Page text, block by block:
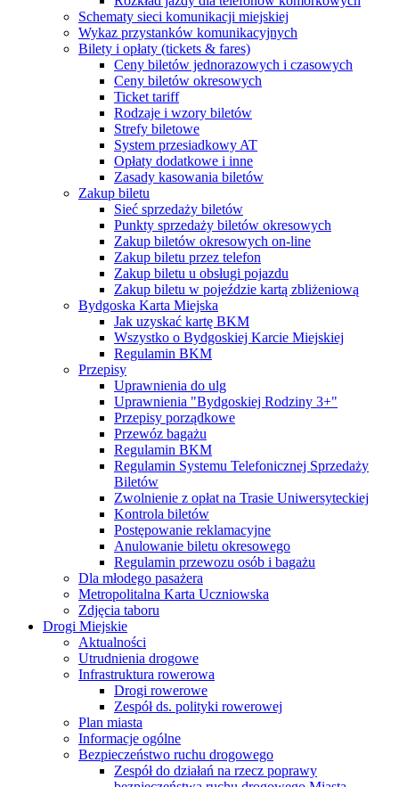
Schematy sieci komunikacji miejskiej
Wykaz przystanków komunikacyjnych
Bilety i opłaty (tickets & fares)
Ceny biletów jednorazowych i czasowych
Ceny biletów okresowych
Ticket tariff
Rodzaje i wzory biletów
Strefy biletowe
System przesiadkowy AT
Opłaty dodatkowe i inne
Zasady kasowania biletów
Zakup biletu
Sieć sprzedaży biletów
Punkty sprzedaży biletów okresowych
Zakup biletów okresowych on-line
Zakup biletu przez telefon
Zakup biletu u obsługi pojazdu
Zakup biletu w pojeździe kartą zbliżeniową
Bydgoska Karta Miejska
Jak uzyskać kartę BKM
Wszystko o Bydgoskiej Karcie Miejskiej
Regulamin BKM
Przepisy
Uprawnienia do ulg
Uprawnienia "Bydgoskiej Rodziny 3+"
Przepisy porządkowe
Przewóz bagażu
Regulamin BKM
Regulamin Systemu Telefonicznej Sprzedaży
Biletów
Zwolnienie z opłat na Trasie Uniwersyteckiej
Kontrola biletów
Postępowanie reklamacyjne
Anulowanie biletu okresowego
Regulamin przewozu osób i bagażu
Dla młodego pasażera
Metropolitalna Karta Uczniowska
Zdjęcia taboru
Drogi Miejskie
Aktualności
Utrudnienia drogowe
Infrastruktura rowerowa
Drogi rowerowe
Zespół ds. polityki rowerowej
Plan miasta
Informacje ogólne
Bezpieczeństwo ruchu drogowego
Zespół do działań na rzecz poprawy